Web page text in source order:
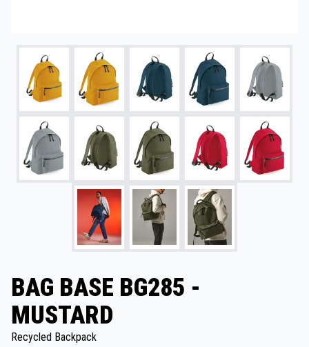
BAG BASE BG285 -
MUSTARD
Recycled Backpack